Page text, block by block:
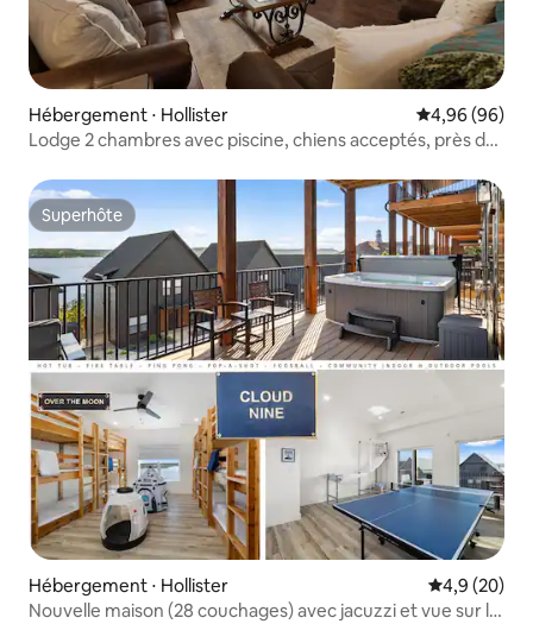
Hébergement ⋅ Hollister Évaluation
4,96 (96)
Lodge 2 chambres avec piscine, chiens acceptés, près de
Superhôte
Superhôte
Hébergement ⋅ Hollister Évaluation
4,9 (20)
Nouvelle maison (28 couchages) avec jacuzzi et vue sur le